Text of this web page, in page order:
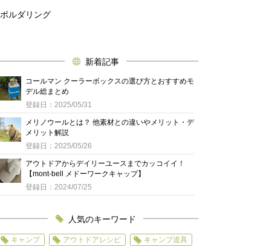
ボルダリング
新着記事
コールマン クーラーボックスの選び方とおすすめモ
デル総まとめ
登録日：2025/05/31
メリノウールとは？ 他素材との違いやメリット・デ
メリット解説
登録日：2025/05/26
アウトドアからデイリーユースまでカッコイイ！
【mont-bell メドーワークキャップ】
登録日：2024/07/25
人気のキーワード
キャンプ アウトドアレシピ キャンプ道具